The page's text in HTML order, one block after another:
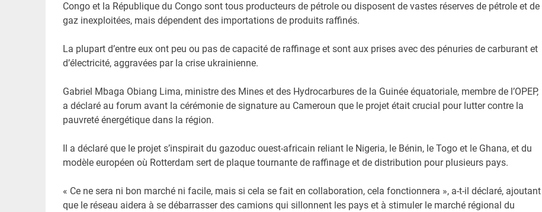
Congo et la République du Congo sont tous producteurs de pétrole ou disposent de vastes réserves de pétrole et de
gaz inexploitées, mais dépendent des importations de produits raffinés.
La plupart d’entre eux ont peu ou pas de capacité de raffinage et sont aux prises avec des pénuries de carburant et
d’électricité, aggravées par la crise ukrainienne.
Gabriel Mbaga Obiang Lima, ministre des Mines et des Hydrocarbures de la Guinée équatoriale, membre de l’OPEP,
a déclaré au forum avant la cérémonie de signature au Cameroun que le projet était crucial pour lutter contre la
pauvreté énergétique dans la région.
Il a déclaré que le projet s’inspirait du gazoduc ouest-africain reliant le Nigeria, le Bénin, le Togo et le Ghana, et du
modèle européen où Rotterdam sert de plaque tournante de raffinage et de distribution pour plusieurs pays.
« Ce ne sera ni bon marché ni facile, mais si cela se fait en collaboration, cela fonctionnera », a-t-il déclaré, ajoutant
que le réseau aidera à se débarrasser des camions qui sillonnent les pays et à stimuler le marché régional du